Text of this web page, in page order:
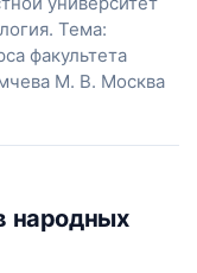
Тема:
факультета
М. В. Москва
народных